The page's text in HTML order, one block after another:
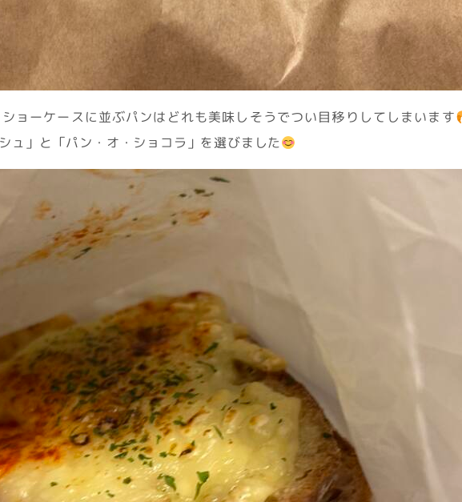
ョーケースに並ぶパンはどれも美味しそうでつい目移りしてしまいます
ュ」と「パン・オ・ショコラ」を選びました